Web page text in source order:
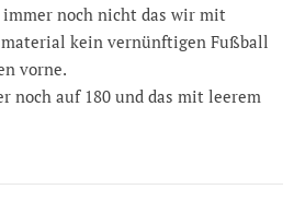
noch nicht das wir mit
kein vernünftigen Fußball
vorne.
noch auf 180 und das mit leerem